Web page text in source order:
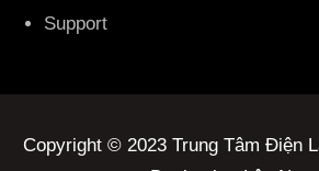
Support
Copyright © 2023 Trung Tâm Điện